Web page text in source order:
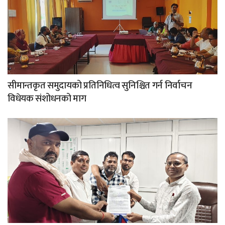
सीमान्तकृत समुदायको प्रतिनिधित्व सुनिश्चित गर्न निर्वाचन
विधेयक संशोधनको माग